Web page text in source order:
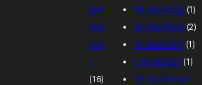
che
nbü
che
r
(16)
28. Mai 2023 (1)
23. Mai 2023 (2)
14. Mai 2023 (1)
1. April 2023 (1)
28. November